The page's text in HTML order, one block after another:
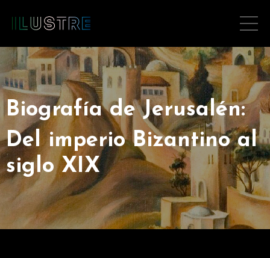
Biografía de Jerusalén:
Del imperio Bizantino al
siglo XIX